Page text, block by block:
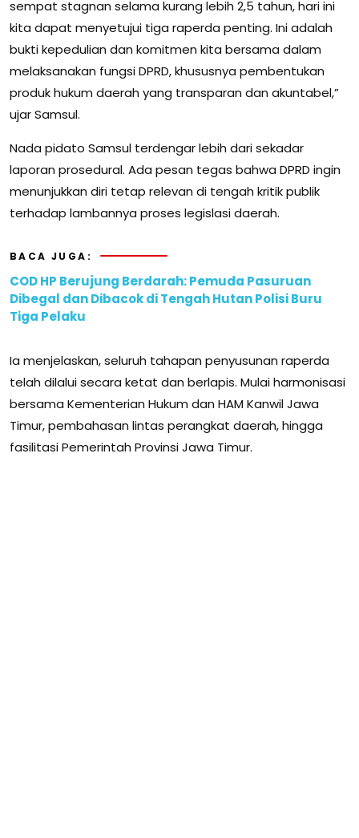
sempat stagnan selama kurang lebih 2,5 tahun, hari ini
kita dapat menyetujui tiga raperda penting. Ini adalah
bukti kepedulian dan komitmen kita bersama dalam
melaksanakan fungsi DPRD, khususnya pembentukan
produk hukum daerah yang transparan dan akuntabel,”
ujar Samsul.
Nada pidato Samsul terdengar lebih dari sekadar
laporan prosedural. Ada pesan tegas bahwa DPRD ingin
menunjukkan diri tetap relevan di tengah kritik publik
terhadap lambannya proses legislasi daerah.
BACA JUGA:
COD HP Berujung Berdarah: Pemuda Pasuruan
Dibegal dan Dibacok di Tengah Hutan Polisi Buru
Tiga Pelaku
Ia menjelaskan, seluruh tahapan penyusunan raperda
telah dilalui secara ketat dan berlapis. Mulai harmonisasi
bersama Kementerian Hukum dan HAM Kanwil Jawa
Timur, pembahasan lintas perangkat daerah, hingga
fasilitasi Pemerintah Provinsi Jawa Timur.